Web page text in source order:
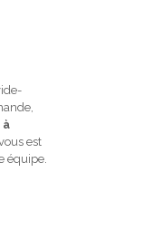
à
est
équipe.